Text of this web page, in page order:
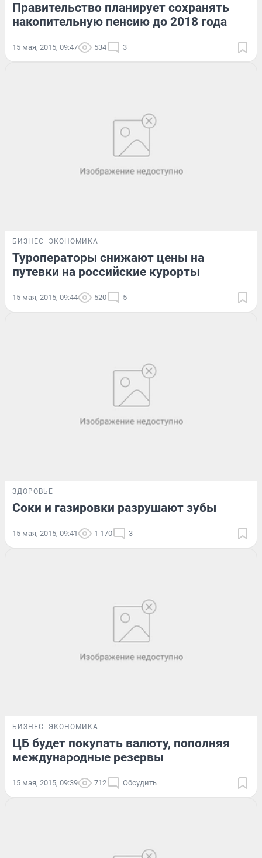
Правительство планирует сохранять
накопительную пенсию до 2018 года
15 мая, 2015, 09:47 534 3
БИЗНЕС ЭКОНОМИКА
Туроператоры снижают цены на
путевки на российские курорты
15 мая, 2015, 09:44 520 5
ЗДОРОВЬЕ
Соки и газировки разрушают зубы
15 мая, 2015, 09:41 1 170 3
БИЗНЕС ЭКОНОМИКА
ЦБ будет покупать валюту, пополняя
международные резервы
15 мая, 2015, 09:39 712 Обсудить